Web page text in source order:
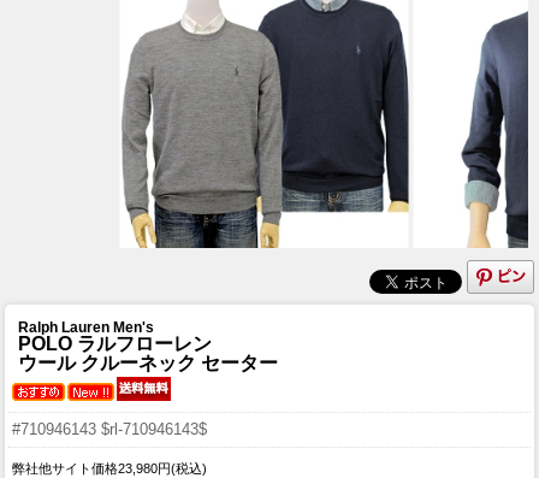
Ralph Lauren Men's
POLO ラルフローレン
ウール クルーネック セーター
#710946143 $rl-710946143$
弊社他サイト価格23,980円(税込)